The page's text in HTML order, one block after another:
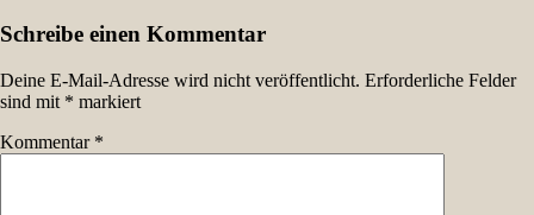
Schreibe einen Kommentar
Deine E-Mail-Adresse wird nicht veröffentlicht. Erforderliche Felder
sind mit * markiert
Kommentar *